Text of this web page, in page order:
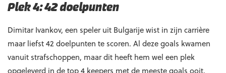
Plek 4: 42 doelpunten
Dimitar Ivankov, een speler uit Bulgarije wist in zijn carrière
maar liefst 42 doelpunten te scoren. Al deze goals kwamen
vanuit strafschoppen, maar dit heeft hem wel een plek
opgeleverd in de top 4 keepers met de meeste goals ooit.